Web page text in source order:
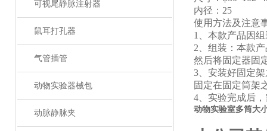
可视尾静脉注射器
鼠耳打孔器
气管插管
动物实验器械包
动脉静脉夹
内径： 25
使用方法及注意
1、 本款产品因
2、 组装：本款
然后将固定器固
3、 安装好固定
固定在固定筒架
4、 实验完成后
动物实验室多筒大